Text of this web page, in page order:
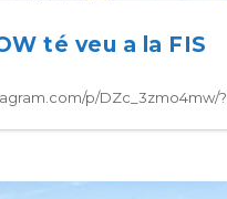
té veu a la FIS
p/DZc_3zmo4mw/